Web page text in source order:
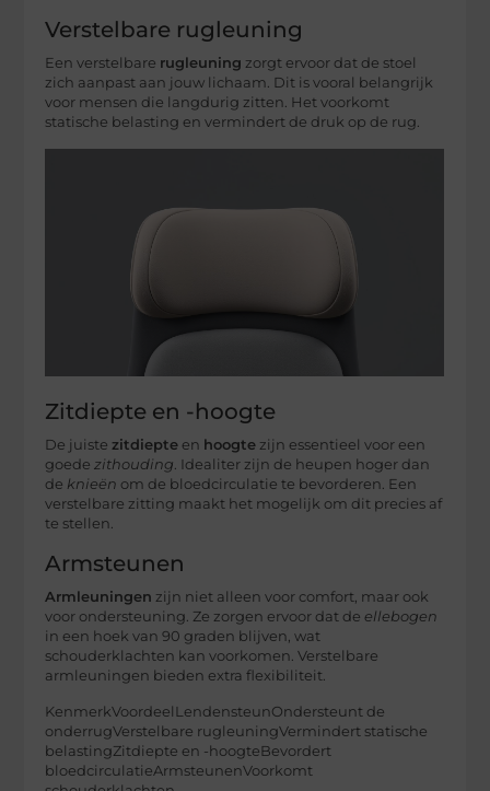
Verstelbare rugleuning
Een verstelbare rugleuning zorgt ervoor dat de stoel
zich aanpast aan jouw lichaam. Dit is vooral belangrijk
voor mensen die langdurig zitten. Het voorkomt
statische belasting en vermindert de druk op de rug.
Zitdiepte en -hoogte
De juistezitdiepte en hoogte zijn essentieel voor een
goedezithouding. Idealiter zijn de heupen hoger dan
de knieën om de bloedcirculatie te bevorderen. Een
verstelbare zitting maakt het mogelijk om dit precies af
te stellen.
Armsteunen
Armleuningen zijn niet alleen voor comfort, maar ook
voor ondersteuning. Ze zorgen ervoor dat de ellebogen
in een hoek van 90 graden blijven, wat
schouderklachten kan voorkomen. Verstelbare
armleuningen bieden extra flexibiliteit.
KenmerkVoordeelLendensteunOndersteunt de
onderrugVerstelbare rugleuningVermindert statische
belastingZitdiepte en -hoogteBevordert
bloedcirculatieArmsteunenVoorkomt